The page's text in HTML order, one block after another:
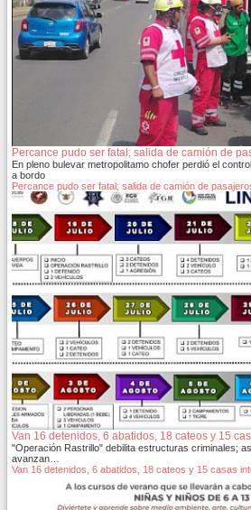
Percance pudo ser fatal; salida de camión de
En pleno bulevar metropolitamo chofer perdió el
a bordo
Percance pudo ser fatal; salida de camión de
Van 16 detenidos, 6 abatidos, 18 cateos y 15
"Operación Rastrillo" debilita estructuras criminales;
avanzan…
Van 16 detenidos, 6 abatidos, 18 cateos y 15 casas